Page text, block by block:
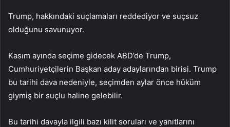
Trump, hakkındaki suçlamaları reddediyor ve suçsuz
olduğunu savunuyor.
Kasım ayında seçime gidecek ABD’de Trump,
Cumhuriyetçilerin Başkan aday adaylarından birisi. Trump
bu tarihi dava nedeniyle, seçimden aylar önce hüküm
giymiş bir suçlu haline gelebilir.
Bu tarihi davayla ilgili bazı kilit soruları ve yanıtlarını